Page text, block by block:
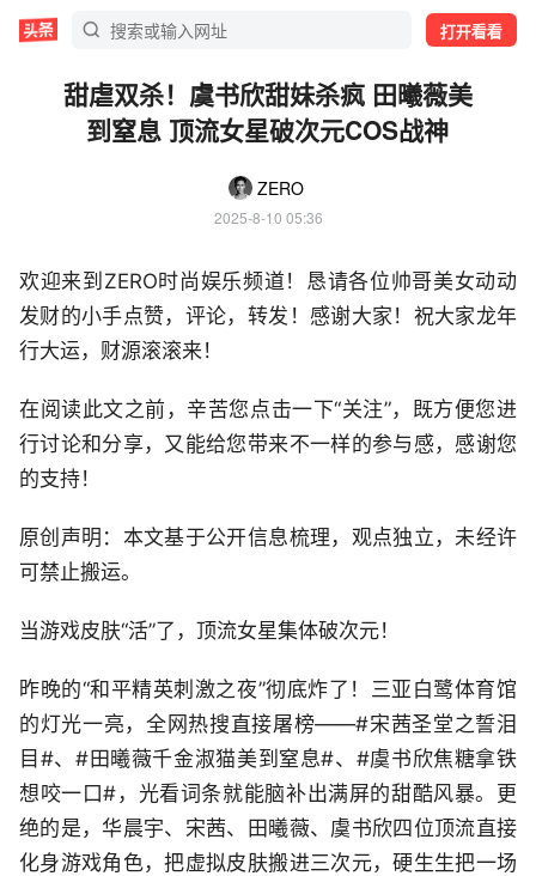
打开看看
甜虐双杀！虞书欣甜妹杀疯 田曦薇美
到窒息 顶流女星破次元COS战神
ZERO
2025-8-10 05:36
欢迎来到ZERO时尚娱乐频道！恳请各位帅哥美女动动
发财的小手点赞，评论，转发！感谢大家！祝大家龙年
行大运，财源滚滚来！
在阅读此文之前，辛苦您点击一下“关注”，既方便您进
行讨论和分享，又能给您带来不一样的参与感，感谢您
的支持！
原创声明：本文基于公开信息梳理，观点独立，未经许
可禁止搬运。
当游戏皮肤“活”了，顶流女星集体破次元！
昨晚的“和平精英刺激之夜”彻底炸了！三亚白鹭体育馆
的灯光一亮，全网热搜直接屠榜——#宋茜圣堂之誓泪
目#、#田曦薇千金淑猫美到窒息#、#虞书欣焦糖拿铁
想咬一口#，光看词条就能脑补出满屏的甜酷风暴。更
绝的是，华晨宇、宋茜、田曦薇、虞书欣四位顶流直接
化身游戏角色，把虚拟皮肤搬进三次元，硬生生把一场